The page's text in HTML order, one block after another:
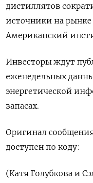
дистиллятов
источники на рынке
Американский
Инвесторы ждут
еженедельных
энергетической
запасах.
Оригинал
доступен по коду:
(Катя Голубкова и